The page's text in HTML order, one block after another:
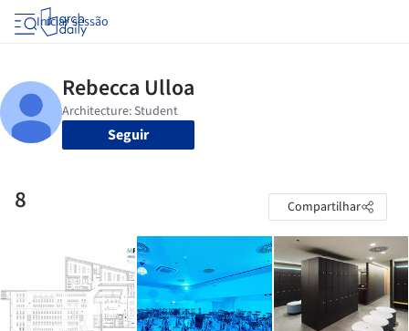
Iniciar sessão
Seguir
8 Compartilhar